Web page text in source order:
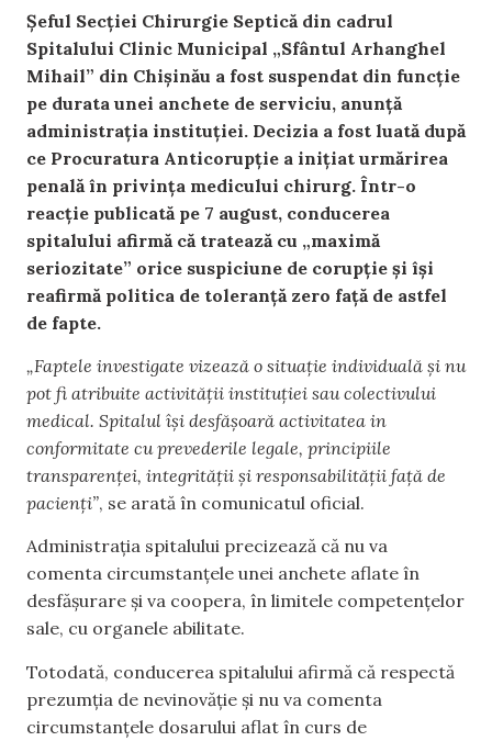
Șeful Secției Chirurgie Septică din cadrul
Spitalului Clinic Municipal „Sfântul Arhanghel
Mihail” din Chișinău a fost suspendat din funcție
pe durata unei anchete de serviciu, anunță
administrația instituției. Decizia a fost luată după
ce Procuratura Anticorupție a inițiat urmărirea
penală în privința medicului chirurg. Într-o
reacție publicată pe 7 august, conducerea
spitalului afirmă că tratează cu „maximă
seriozitate” orice suspiciune de corupție și își
reafirmă politica de toleranță zero față de astfel
de fapte.
„Faptele investigate vizează o situație individuală și nu
pot fi atribuite activității instituției sau colectivului
medical. Spitalul își desfășoară activitatea in
conformitate cu prevederile legale, principiile
transparenței, integrității și responsabilității față de
pacienți”, se arată în comunicatul oficial.
Administrația spitalului precizează că nu va
comenta circumstanțele unei anchete aflate în
desfășurare și va coopera, în limitele competențelor
sale, cu organele abilitate.
Totodată, conducerea spitalului afirmă că respectă
prezumția de nevinovăție și nu va comenta
circumstanțele dosarului aflat în curs de